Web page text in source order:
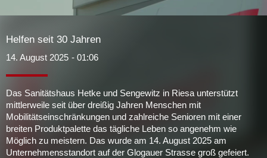
Helfen seit 30 Jahren
14. August 2025 - 01:06
Das Sanitätshaus Hetke und Sengewitz in Riesa unterstützt
mittlerweile seit über dreißig Jahren Menschen mit
Mobilitätseinschränkungen und zahlreiche Senioren mit einer
breiten Produktpalette das tägliche Leben so angenehm wie
Möglich zu meistern. Das wurde am 14. August 2025 am
Unternehmensstandort auf der Glogauer Strasse groß gefeiert.